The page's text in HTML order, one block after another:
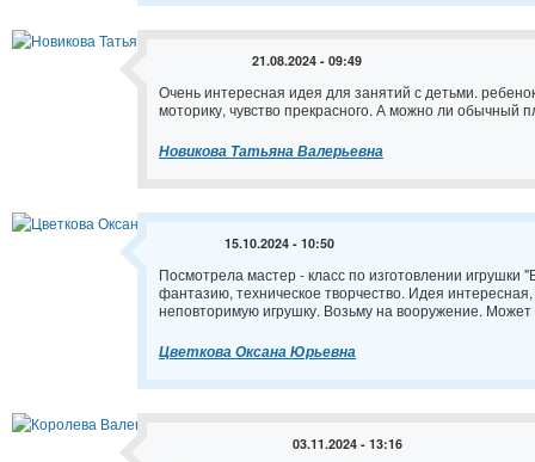
21.08.2024 - 09:49
Очень интересная идея для занятий с детьми.
моторику, чувство прекрасного. А можно ли обычный
Новикова Татьяна Валерьевна
15.10.2024 - 10:50
Посмотрела мастер - класс по изготовлении
фантазию, техническое творчество. Идея
неповторимую игрушку. Возьму на вооружение.
Цветкова Оксана Юрьевна
03.11.2024 - 13:16